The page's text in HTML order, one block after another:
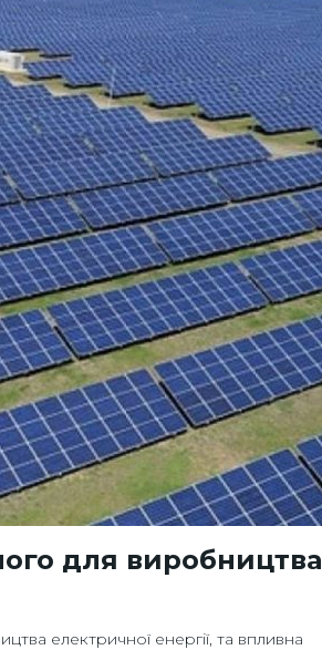
для виробництва
електричної енергії, та впливна